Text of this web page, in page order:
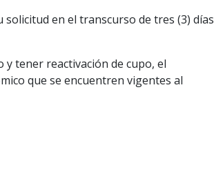
en el transcurso de tres (3) días
tener reactivación de cupo, el
que se encuentren vigentes al